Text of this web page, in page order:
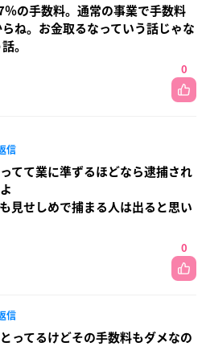
の手数料。通常の事業で手数料
ね。お金取るなっていう話じゃな
。
0
信
てて業に準ずるほどなら逮捕され
見せしめで捕まる人は出ると思い
0
信
ってるけどその手数料もダメなの